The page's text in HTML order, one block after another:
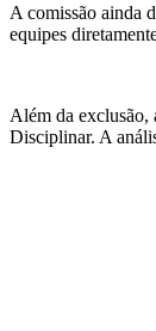
A comissão ainda
equipes
Além da exclusão,
Disciplinar. A